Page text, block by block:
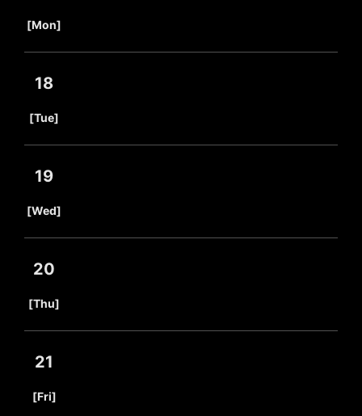
[Mon]
18
[Tue]
19
[Wed]
20
[Thu]
21
[Fri]